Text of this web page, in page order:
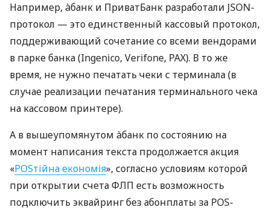
Например, àбанк и ПриватБанк разработали JSON-
протокол — это единственный кассовый протокол,
поддерживающий сочетание со всеми вендорами
в парке банка (Ingenico, Verifone, PAX). В то же
время, не нужно печатать чеки с терминала (в
случае реализации печатания терминального чека
на кассовом принтере).
А в вышеупомянутом àбанк по состоянию на
момент написания текста продолжается акция
«POSтійна економія», согласно условиям которой
при открытии счета ФЛП есть возможность
подключить эквайринг без абонплаты за POS-